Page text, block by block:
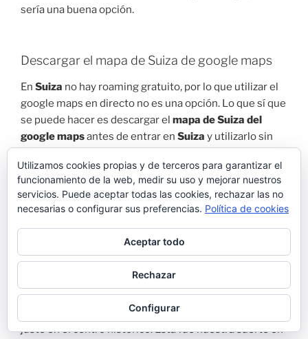
sería una buena opción.
Descargar el mapa de Suiza de google maps
En Suiza no hay roaming gratuito, por lo que utilizar el
google maps en directo no es una opción. Lo que sí que
se puede hacer es descargar el mapa de Suiza del
google mapsantes de entrar en Suiza y utilizarlo sin
nos funcionó perfectamente, ni un solo error durante
todo el recorrido. Mucho mejor que la aplicación
maps.me.
Aparcar durante el roadtrip en Suiza
(casi) siempre va a costar dinero. La
única manera de aparcar gratuitamente es que sea
siempre y cuando no se aparque
justo en el centro histórico. Esta fue nuestra suerte en
Utilizamos cookies propias y de terceros para garantizar el
funcionamiento de la web, medir su uso y mejorar nuestros
servicios. Puede aceptar todas las cookies, rechazar las no
necesarias o configurar sus preferencias. Política de cookies
Aceptar todo
Rechazar
Configurar